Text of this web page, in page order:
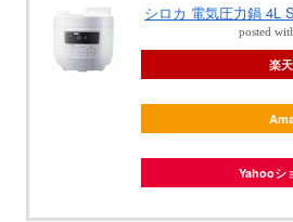
シロカ 電気圧力鍋 4L
posted
楽
Yahooシ